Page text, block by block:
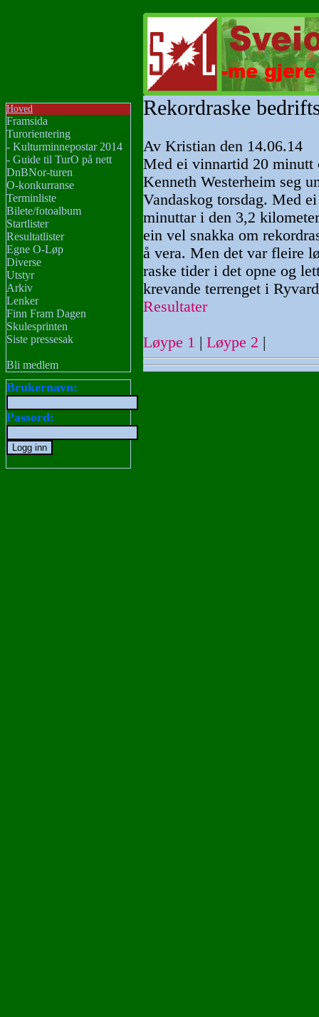
Hoved
Framsida
Turorientering
- Kulturminnepostar 2014
- Guide til TurO på nett
DnBNor-turen
O-konkurranse
Terminliste
Bilete/fotoalbum
Startlister
Resultatlister
Egne O-Løp
Diverse
Utstyr
Arkiv
Lenker
Finn Fram Dagen
Skulesprinten
Siste pressesak
Bli medlem
Brukernavn:
Passord:
Rekordraske
Av Kristian den 14.06.14
Med ei vinnartid 20 minutt
Kenneth Westerheim seg
Vandaskog torsdag. Med
minuttar i den 3,2
ein vel snakka om
å vera. Men det var fleire
raske tider i det opne og
krevande terrenget i
Resultater
Løype 1 | Løype 2 |